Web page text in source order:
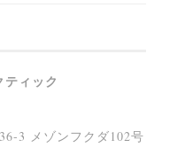
ィック
3 メゾンフクダ102号